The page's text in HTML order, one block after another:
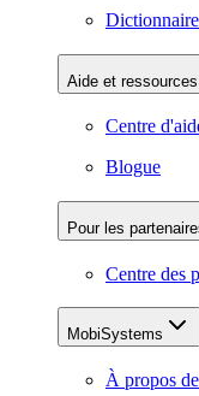
Aide et ressources
Centre
Blogue
Pour les
Centre des
MobiSystems
À propos